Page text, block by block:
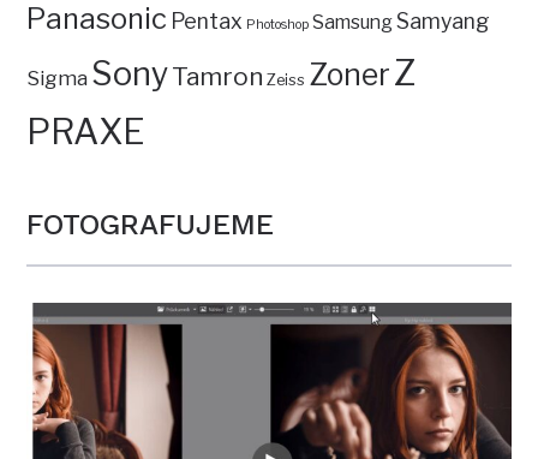
Panasonic Pentax Photoshop SamsungSamyang
Sigma SonyTamron Zeiss ZonerZ
PRAXE
FOTOGRAFUJEME